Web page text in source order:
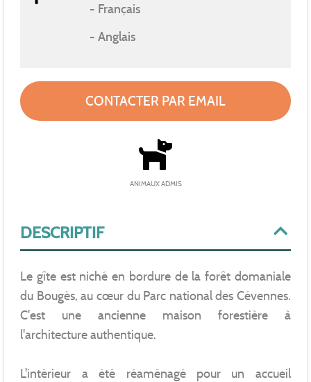
DESCRIPTIF
Le gîte est niché en bordure de la forêt domaniale
du Bougès, au cœur du Parc national des Cévennes.
C'est une ancienne maison forestière à
l'architecture authentique.
L'intérieur a été réaménagé pour un accueil
Français
Anglais
CONTACTER PAR EMAIL
ANIMAUX ADMIS